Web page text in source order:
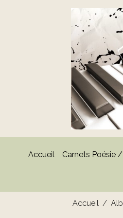
Accueil Carnets Poésie
Accueil